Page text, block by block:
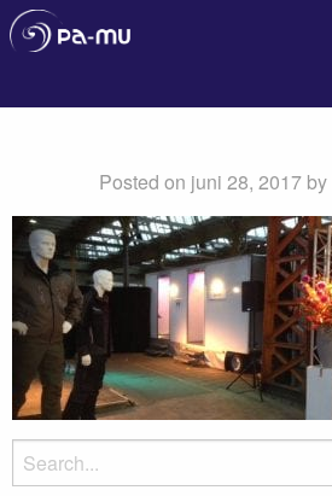
Pa-Mu
Posted on juni 28, 2017 by
Search
for: